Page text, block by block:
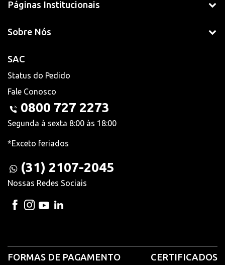
Páginas Institucionais
Sobre Nós
SAC
Status do Pedido
Fale Conosco
0800 727 2273
Segunda à sexta 8:00 às 18:00
*Exceto feriados
(31) 2107-2045
Nossas Redes Sociais
FORMAS DE PAGAMENTO CERTIFICADOS